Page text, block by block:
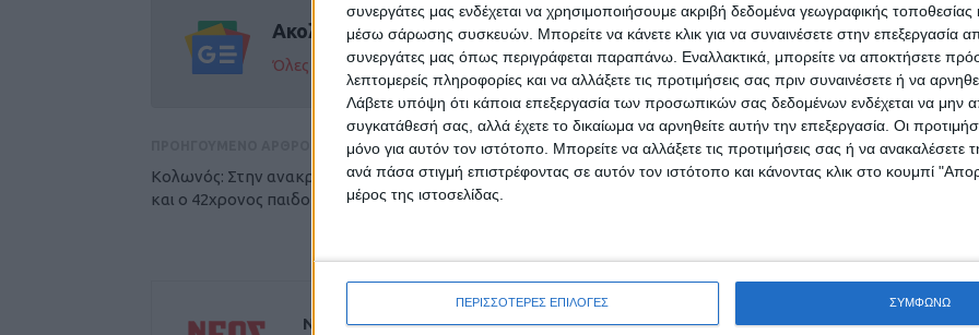
συνεργάτες μας ενδέχεται να χρησιμοποιήσουμε ακριβή δεδομένα γεωγραφικής τοποθεσίας
μέσω σάρωσης συσκευών. Μπορείτε να κάνετε κλικ για να συναινέσετε στην επεξεργασία
συνεργάτες μας όπως περιγράφεται παραπάνω. Εναλλακτικά, μπορείτε να αποκτήσετε
λεπτομερείς πληροφορίες και να αλλάξετε τις προτιμήσεις σας πριν συναινέσετε ή να
Λάβετε υπόψη ότι κάποια επεξεργασία των προσωπικών σας δεδομένων ενδέχεται να μην
συγκατάθεσή σας, αλλά έχετε το δικαίωμα να αρνηθείτε αυτήν την επεξεργασία. Οι
μόνο για αυτόν τον ιστότοπο. Μπορείτε να αλλάξετε τις προτιμήσεις σας ή να ανακαλέσετε
ανά πάσα στιγμή επιστρέφοντας σε αυτόν τον ιστότοπο και κάνοντας κλικ στο κουμπί
μέρος της ιστοσελίδας.
ΠΕΡΙΣΣΟΤΕΡΕΣ ΕΠΙΛΟΓΕΣ ΣΥΜΦΩΝΩ
Ακολούθησε την εφημερίδα ΝΕΟΣ ΑΓΩΝ στο Google News!
Όλες οι εξελίξεις στην περιοχή της Καρδίτσας και ευρύτερα της Θεσσαλίας
Κολωνός: Στην ανακρίτρια σήμερα ο 53χρονος
και ο 42χρονος παιδοβιαστής
ΕΠΟΜΕΝΟ ΑΡΘΡΟ
Εκτός της πρώτης πληρωμής του «τσεκ» τα
ΝΕΟΣ ΑΓΩΝ